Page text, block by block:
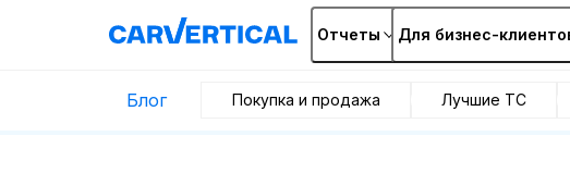
Отчеты Для бизнес-
Блог Покупка и продажа Лучшие ТС